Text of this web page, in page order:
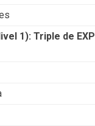
1): Triple de EXP